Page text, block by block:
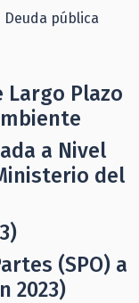
Deuda pública
Largo Plazo
a Nivel
del
(SPO) a
2023)